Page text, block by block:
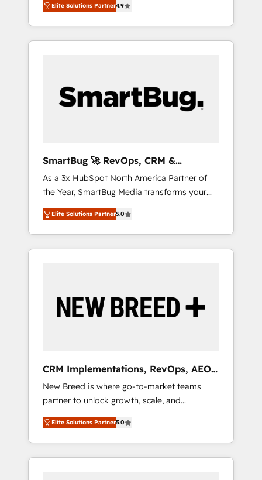
行する組織への移行を設計・実装。Breeze・
Claude等をHubSpotと連携させ、役割定義・運
用ルール・成果指標まで含めて設計します。 3️⃣
PMOとして主導。「設定の代行ではなく、設計
の責任」を引き受け、部門横断の統合・浸透・
Hubで一体提供。 ▸ 既存CRM・MAからの移行
支援：Salesforce・Marketo・Pardot等からの
移行、カスタム設計、履歴データ移行と活用設
計まで。 ▸ AEO対応：ChatGPT・Perplexity等
のAI検索からの流入・引用を前提にコンテンツ
HubSpotアワード受賞・HUGリーダー ✓
AI活用に関するご相談、現状整理の壁打ちな
ど、構想段階からお気軽にお問い合わせくださ
we install the GTM Operating System (GTM
OS) to align your leadership and engineer a
portal that drives predictable revenue
and Story to stop "accelerating a mess." ⚙️
Elite Engineering & AI Scalable Architecture:
agents, and high-integrity migrations for total
reporting clarity. Security & Compliance: SOC
2 Type I and HIPAA attested for enterprise-
grade data security. 🏆 Why Bluleadz? GTM
OS Partner | 16+ Years Experience | 1,000+
Five-Star Reviews
Elite Solutions Partner4.9
SmartBug 🚀 RevOps, CRM &
Integration Experts
As a 3x HubSpot North America Partner of
the Year, SmartBug Media transforms your
customer lifecycle into a revenue engine. Our
unified ecosystem includes specialized
divisions Globalia (AI & Software) and Point
Success Media (Paid Media), making this the
by Globalia’s technical development team. -
19 HubSpot-certified trainers to drive
deployment of Breeze AI and custom agents
to automate growth. 🏆 Elite Excellence - 8
platform accreditations and deep HIPAA-
compliance expertise. - A team of 250+
experts dedicated to your resilient growth.
Elite Solutions Partner5.0
CRM Implementations, RevOps, AEO
+ Web, Demand Gen
New Breed is where go-to-market teams
partner to unlock growth, scale, and
transformation. We help companies activate
HubSpot’s AI-powered customer platform
and operationalize HubSpot’s Loop
Marketing framework through expert-led
Elite Solutions Partner5.0